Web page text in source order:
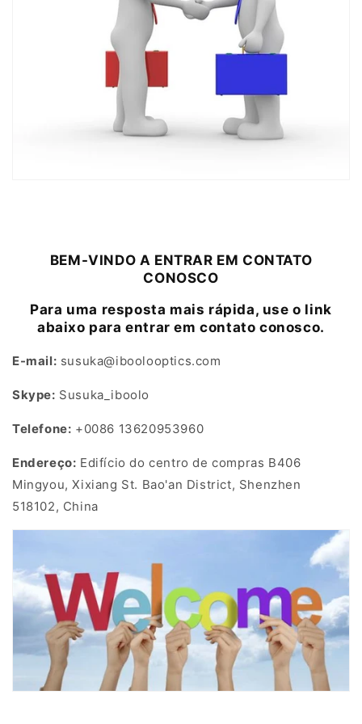
BEM-VINDO A ENTRAR EM CONTATO
CONOSCO
Para uma resposta mais rápida, use o link
abaixo para entrar em contato conosco.
E-mail: susuka@iboolooptics.com
Skype: Susuka_iboolo
Telefone: +0086 13620953960
Endereço: Edifício do centro de compras B406
Mingyou, Xixiang St. Bao'an District, Shenzhen
518102, China